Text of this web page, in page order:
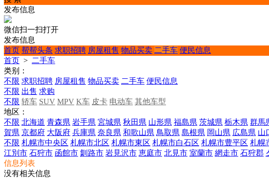
发布信息
微信扫一扫打开
发布信息
首页 帮帮头条 求职招聘 房屋租售 物品买卖 二手车 便民信息
首页 > 二手车
类别：
不限 求职招聘 房屋租售 物品买卖 二手车 便民信息
不限 出售 求购
不限 轿车 SUV MPV K车 皮卡 电动车 其他车型
地区：
不限 北海道 青森県 岩手県 宮城県 秋田県 山形県 福島県 茨城県 栃木県 群馬
賀県 京都府 大阪府 兵庫県 奈良県 和歌山県 鳥取県 島根県 岡山県 広島県 山
不限 札幌市中央区 札幌市北区 札幌市東区 札幌市白石区 札幌市豊平区 札幌
江別市 石狩市 函館市 釧路市 岩見沢市 恵庭市 北見市 室蘭市 網走市 石狩郡
信息列表
没有相关信息